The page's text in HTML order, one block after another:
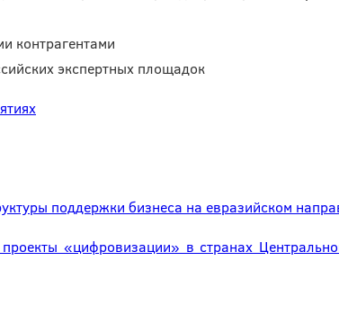
контрагентами
экспертных площадок
поддержки бизнеса на евразийском
«цифровизации» в странах